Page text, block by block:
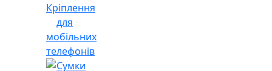
Кріплення
для
мобільних
телефонів